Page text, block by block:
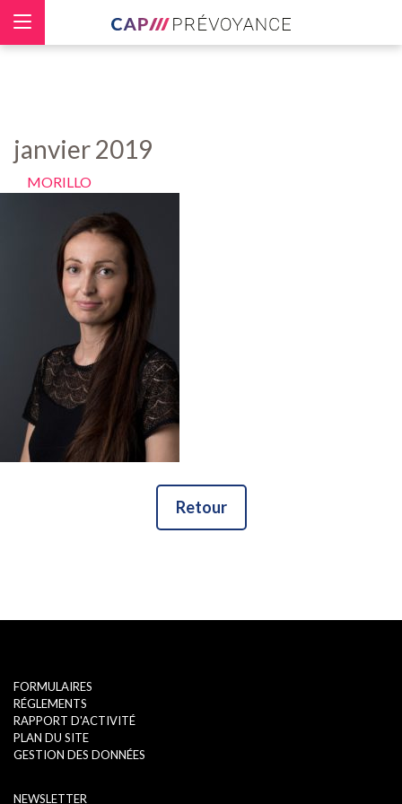
janvier 2019
MORILLO
Retour
FORMULAIRES
RÉGLEMENTS
RAPPORT D'ACTIVITÉ
PLAN DU SITE
GESTION DES DONNÉES
NEWSLETTER
Panneau de gestion des cookies